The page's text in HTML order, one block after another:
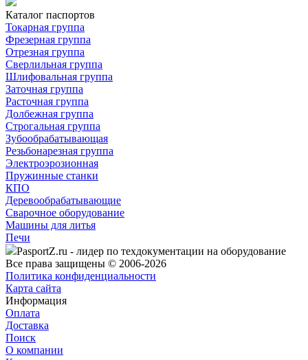
Каталог паспортов
Токарная группа
Фрезерная группа
Отрезная группа
Сверлильная группа
Шлифовальная группа
Заточная группа
Расточная группа
Долбежная группа
Строгальная группа
Зубообрабатывающая
Резьбонарезная группа
Электроэрозионная
Пружинные станки
КПО
Деревообрабатывающие
Сварочное оборудование
Машины для литья
Печи
PasportZ.ru - лидер по техдокументации на оборудование
Все права защищены © 2006-2026
Политика конфиденциальности
Карта сайта
Информация
Оплата
Доставка
Поиск
О компании